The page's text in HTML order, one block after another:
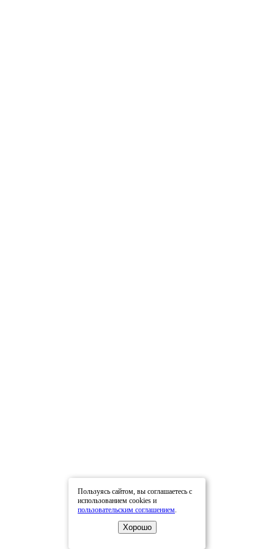
Пользуясь сайтом, вы соглашаетесь с
использованием cookies и
пользовательским соглашением.
Хорошо